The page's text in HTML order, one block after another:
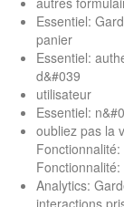
Essentiel:
panier
Essentiel:
d&#039
utilisateur
Essentiel:
oubliez pas la
Analytics:
interactions